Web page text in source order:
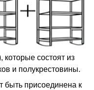
состоят из
и полукрестовины.
быть присоединена к